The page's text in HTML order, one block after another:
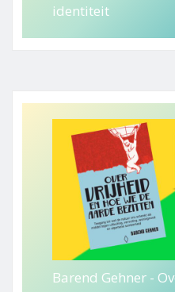
identiteit
Barend Gehner -